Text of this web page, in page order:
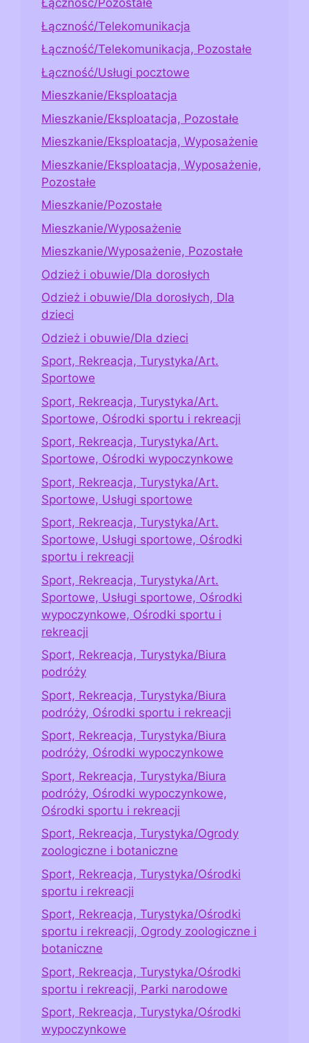
Łączność/Pozostałe
Łączność/Telekomunikacja
Łączność/Telekomunikacja, Pozostałe
Łączność/Usługi pocztowe
Mieszkanie/Eksploatacja
Mieszkanie/Eksploatacja, Pozostałe
Mieszkanie/Eksploatacja, Wyposażenie
Mieszkanie/Eksploatacja, Wyposażenie,
Pozostałe
Mieszkanie/Pozostałe
Mieszkanie/Wyposażenie
Mieszkanie/Wyposażenie, Pozostałe
Odzież i obuwie/Dla dorosłych
Odzież i obuwie/Dla dorosłych, Dla
dzieci
Odzież i obuwie/Dla dzieci
Sport, Rekreacja, Turystyka/Art.
Sportowe
Sport, Rekreacja, Turystyka/Art.
Sportowe, Ośrodki sportu i rekreacji
Sport, Rekreacja, Turystyka/Art.
Sportowe, Ośrodki wypoczynkowe
Sport, Rekreacja, Turystyka/Art.
Sportowe, Usługi sportowe
Sport, Rekreacja, Turystyka/Art.
Sportowe, Usługi sportowe, Ośrodki
sportu i rekreacji
Sport, Rekreacja, Turystyka/Art.
Sportowe, Usługi sportowe, Ośrodki
wypoczynkowe, Ośrodki sportu i
rekreacji
Sport, Rekreacja, Turystyka/Biura
podróży
Sport, Rekreacja, Turystyka/Biura
podróży, Ośrodki sportu i rekreacji
Sport, Rekreacja, Turystyka/Biura
podróży, Ośrodki wypoczynkowe
Sport, Rekreacja, Turystyka/Biura
podróży, Ośrodki wypoczynkowe,
Ośrodki sportu i rekreacji
Sport, Rekreacja, Turystyka/Ogrody
zoologiczne i botaniczne
Sport, Rekreacja, Turystyka/Ośrodki
sportu i rekreacji
Sport, Rekreacja, Turystyka/Ośrodki
sportu i rekreacji, Ogrody zoologiczne i
botaniczne
Sport, Rekreacja, Turystyka/Ośrodki
sportu i rekreacji, Parki narodowe
Sport, Rekreacja, Turystyka/Ośrodki
wypoczynkowe